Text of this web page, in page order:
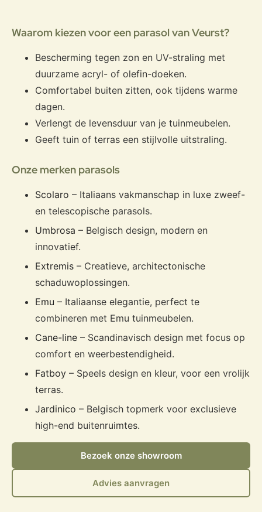
Wil je de drie kleurcombinaties in het echt zien en
bekijken en advies krijgen over de juiste maat voor jouw
balkon, tuin of terras. Combineer eventueel met de
Octagon Ø200cm of ga voor maximale schaduw met de
Waarom kiezen voor een parasol van Veurst?
Bescherming tegen zon en UV-straling met
duurzame acryl- of olefin-doeken.
Comfortabel buiten zitten, ook tijdens warme
dagen.
Verlengt de levensduur van je tuinmeubelen.
Geeft tuin of terras een stijlvolle uitstraling.
Onze merken parasols
Scolaro – Italiaans vakmanschap in luxe zweef-
en telescopische parasols.
Umbrosa – Belgisch design, modern en
innovatief.
Extremis – Creatieve, architectonische
schaduwoplossingen.
Emu – Italiaanse elegantie, perfect te
combineren met Emu tuinmeubelen.
Cane-line – Scandinavisch design met focus op
comfort en weerbestendigheid.
Fatboy – Speels design en kleur, voor een vrolijk
terras.
Jardinico – Belgisch topmerk voor exclusieve
high-end buitenruimtes.
Bezoek onze showroom
Advies aanvragen